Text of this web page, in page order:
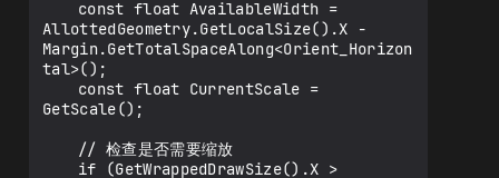
AllottedGeometry.GetLocalSize().X -
Margin.GetTotalSpaceAlong<Orient_Horizon
tal>();
GetScale();